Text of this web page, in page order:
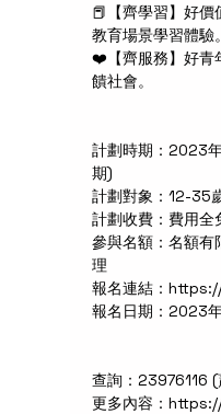
📕【齊學習】好價
教育場景學習體驗。
❤️【齊服務】好青
饋社會。
計劃時期：2023
期)
計劃對象：12-35
計劃收費：費用全
參與名額：名額有
理
報名連結：
報名日期：2023
查詢：23976116
更多內容：